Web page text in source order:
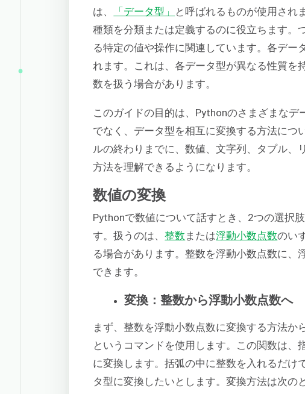
は、
「データ型」
と呼ばれるものが使用され
種類を分類または定義するのに役立ちます。
る特定の値や操作に関連しています。各デー
れます。これは、各データ型が異なる性質を
数を扱う場合があります。
このガイドの目的は、Pythonのさまざまな
でなく、データ型を相互に変換する方法につ
ルの終わりまでに、数値、文字列、タプル、
方法を理解できるようになります。
数値の変換
Pythonで数値について話すとき、2つの選択
す。扱うのは、整数 または浮動小数点数のい
る場合があります。整数を浮動小数点数に
できます。
変換：整数から浮動小数点数へ
まず、整数を浮動小数点数に変換する方法か
というコマンドを使用します。この関数は
に変換します。括弧の中に整数を入れるだ
タ型に変換したいとします。変換方法は次の